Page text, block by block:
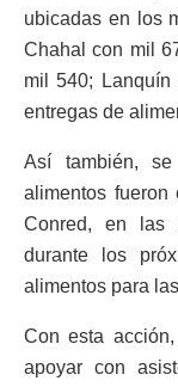
ubicadas en los
Chahal con mil
mil 540;
entregas de
Así también,
alimentos fueron
Conred, en las
durante los
alimentos para
Con esta
apoyar con